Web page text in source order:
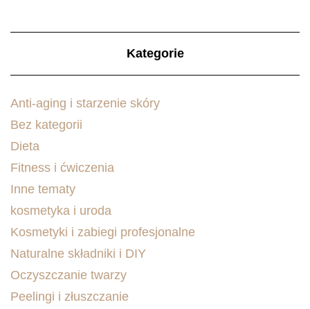
Kategorie
Anti-aging i starzenie skóry
Bez kategorii
Dieta
Fitness i ćwiczenia
Inne tematy
kosmetyka i uroda
Kosmetyki i zabiegi profesjonalne
Naturalne składniki i DIY
Oczyszczanie twarzy
Peelingi i złuszczanie